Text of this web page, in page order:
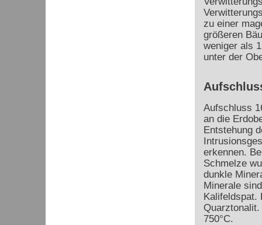
zu einer
größeren
weniger als
unter der
Aufschluss
an die
Entstehung
erkennen.
Schmelze
dunkle
Minerale
Kalifeldspat.
750°C.